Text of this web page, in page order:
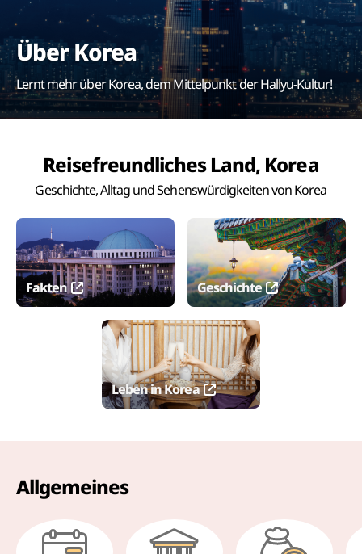
Über Korea
Lernt mehr über Korea, dem Mittelpunkt der Hallyu-Kultur!
Reisefreundliches Land, Korea
Geschichte, Alltag und Sehenswürdigkeiten von Korea
Fakten Geschichte
Leben in Korea
Allgemeines